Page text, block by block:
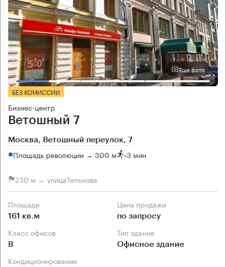
Еще фото
БЕЗ КОМИССИИ
Бизнес-центр
Ветошный 7
Москва, Ветошный переулок, 7
Площадь революции → 300 м ~3 мин
230 м → улицаТельнова
Площади
161 кв.м
Цена продажи
по запросу
Класс офисов
B
Тип здания
Офисное здание
Кондиционирование